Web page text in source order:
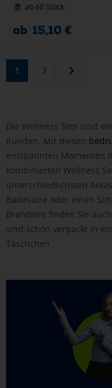
ab 60 Stück
ab 15,10 €
1 2
Die Wellness Sets sind
Kunden. Mit diesen
entspannten Momenten
kombinierten Wellness
unterschiedlichsten
Badesalze oder einen
Brandible finden Sie
sind schön verpackt in
Täschchen.